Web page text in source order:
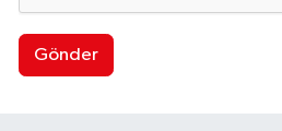
Gönder